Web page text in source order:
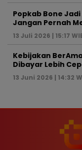
Popkab Bone
Jangan Pernah
13 Juli 2026 | 15:17
Kebijakan
Dibayar Lebih
13 Juni 2026 | 14:32